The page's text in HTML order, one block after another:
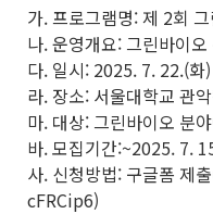
가. 프로그램명: 제 2회
나. 운영개요: 그린바이
다. 일시: 2025. 7. 22.(
라. 장소: 서울대학교 관
마. 대상: 그린바이오 분
바. 모집기간:~2025. 7.
사. 신청방법: 구글폼
cFRCip6)